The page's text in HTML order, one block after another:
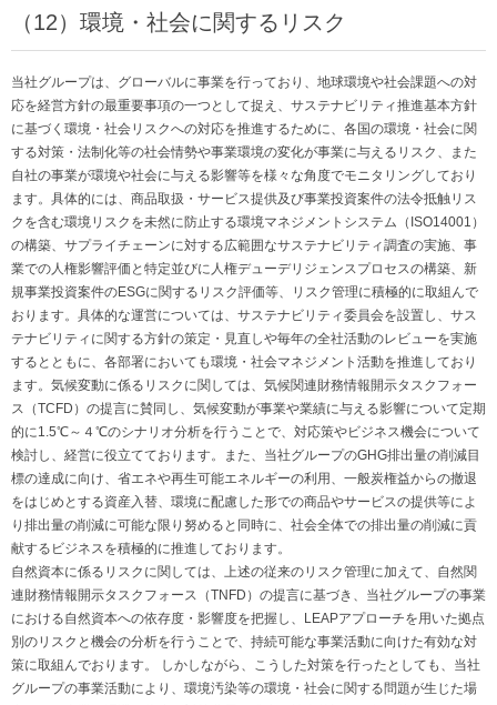
（12）環境・社会に関するリスク
当社グループは、グローバルに事業を行っており、地球環境や社会課題への対
応を経営方針の最重要事項の一つとして捉え、サステナビリティ推進基本方針
に基づく環境・社会リスクへの対応を推進するために、各国の環境・社会に関
する対策・法制化等の社会情勢や事業環境の変化が事業に与えるリスク、また
自社の事業が環境や社会に与える影響等を様々な角度でモニタリングしており
ます。具体的には、商品取扱・サービス提供及び事業投資案件の法令抵触リス
クを含む環境リスクを未然に防止する環境マネジメントシステム（ISO14001）
の構築、サプライチェーンに対する広範囲なサステナビリティ調査の実施、事
業での人権影響評価と特定並びに人権デューデリジェンスプロセスの構築、新
規事業投資案件のESGに関するリスク評価等、リスク管理に積極的に取組んで
おります。具体的な運営については、サステナビリティ委員会を設置し、サス
テナビリティに関する方針の策定・見直しや毎年の全社活動のレビューを実施
するとともに、各部署においても環境・社会マネジメント活動を推進しており
ます。気候変動に係るリスクに関しては、気候関連財務情報開示タスクフォー
ス（TCFD）の提言に賛同し、気候変動が事業や業績に与える影響について定期
的に1.5℃～４℃のシナリオ分析を行うことで、対応策やビジネス機会について
検討し、経営に役立てております。また、当社グループのGHG排出量の削減目
標の達成に向け、省エネや再生可能エネルギーの利用、一般炭権益からの撤退
をはじめとする資産入替、環境に配慮した形での商品やサービスの提供等によ
り排出量の削減に可能な限り努めると同時に、社会全体での排出量の削減に貢
献するビジネスを積極的に推進しております。
自然資本に係るリスクに関しては、上述の従来のリスク管理に加えて、自然関
連財務情報開示タスクフォース（TNFD）の提言に基づき、当社グループの事業
における自然資本への依存度・影響度を把握し、LEAPアプローチを用いた拠点
別のリスクと機会の分析を行うことで、持続可能な事業活動に向けた有効な対
策に取組んでおります。 しかしながら、こうした対策を行ったとしても、当社
グループの事業活動により、環境汚染等の環境・社会に関する問題が生じた場